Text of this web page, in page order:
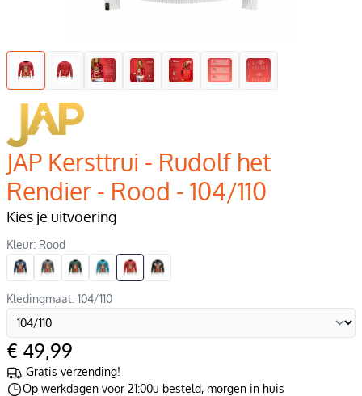
JAP Kersttrui - Rudolf het
Rendier - Rood - 104/110
Kies je uitvoering
Kleur: Rood
Kledingmaat: 104/110
€ 49,99
Gratis verzending!
Op werkdagen voor 21:00u besteld, morgen in huis